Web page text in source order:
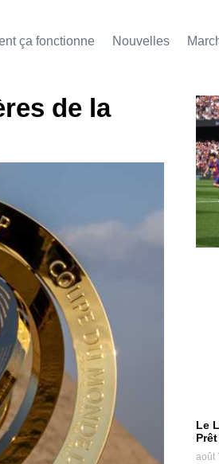
ça fonctionne Nouvelles
de la
Le
août